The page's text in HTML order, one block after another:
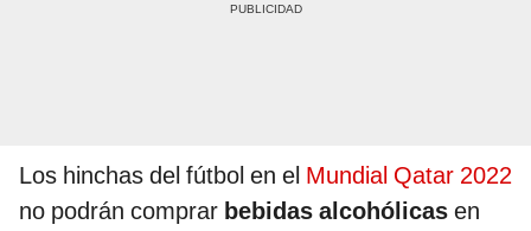
Los hinchas del fútbol en el Mundial Qatar 2022
no podrán comprar bebidas alcohólicas en